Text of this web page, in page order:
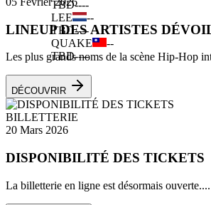
LINEUP DES ARTISTES
Les plus grands noms de la scène Hip-Hop
DÉCOUVRIR
BILLETTERIE
20 Mars 2026
DISPONIBILITÉ DES TICKETS
La billetterie en ligne est désormais ouverte....
TBD----
LEE
--
TBD----
QUAKE
--
TBD----